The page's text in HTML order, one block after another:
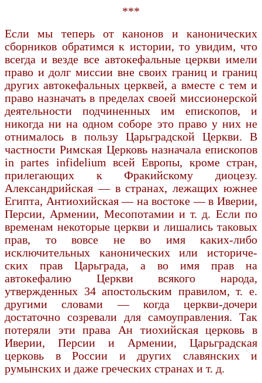
***
Если мы теперь от канонов и канонических
сборников обратимся к истории, то увидим, что
всегда и везде все автокефальные церкви имели
право и долг миссии вне своих границ и гра­ниц
других автокефальных церквей, а вместе с тем и
право назначать в пределах своей миссионерской
деятельности подчиненных им епископов, и
никогда ни на одном соборе это право у них не
отнималось в пользу Царьград­ской Церкви. В
частности Римская Церковь назначала епископов
іn раrtes іnfidelium всей Европы, кроме стран,
прилегающих к Фракийскому дио­цезу.
Александрийская — в странах, лежащих южнее
Египта, Антиохийская — на востоке — в Иверии,
Персии, Армении, Месопотамии и т. д. Если по
временам некоторые церкви и лишались таковых
прав, то вовсе не во имя каких-либо
исключительных канонических или историче­
ских прав Царьграда, а во имя прав на
автокефалию Церкви всякого народа,
утвержденных 34 апостольским правилом, т. е.
другими словами — когда церкви-дочери
достаточно созревали для самоуправления. Так
потеряли эти права Ан тиохийская церковь в
Иверии, Персии и Армении, Царьградская
церковь в России и других славянских и
румынских и даже греческих стра­нах и т. д.